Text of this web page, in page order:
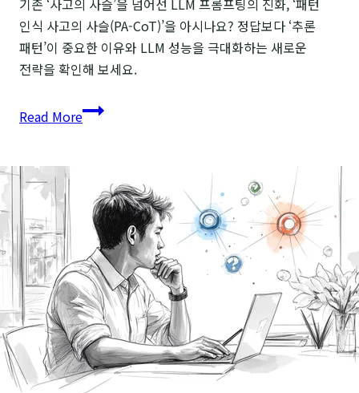
기존 ‘사고의 사슬’을 넘어선 LLM 프롬프팅의 진화, ‘패턴
인식 사고의 사슬(PA-CoT)’을 아시나요? 정답보다 ‘추론
패턴’이 중요한 이유와 LLM 성능을 극대화하는 새로운
전략을 확인해 보세요.
Read More차세대
인식
사고의
사슬
(PA-
CoT)
완벽
가이드